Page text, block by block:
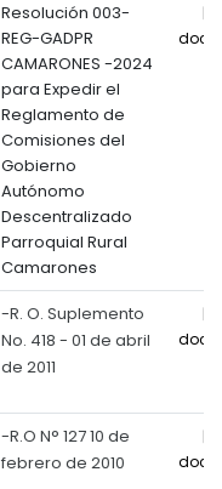
Resolución 003-
REG-GADPR
CAMARONES -2024
para Expedir el
Reglamento de
Comisiones del
Gobierno
Autónomo
Descentralizado
Parroquial Rural
Camarones
-R. O. Suplemento
No. 418 - 01 de abril
de 2011
-R.O N° 127 10 de
febrero de 2010